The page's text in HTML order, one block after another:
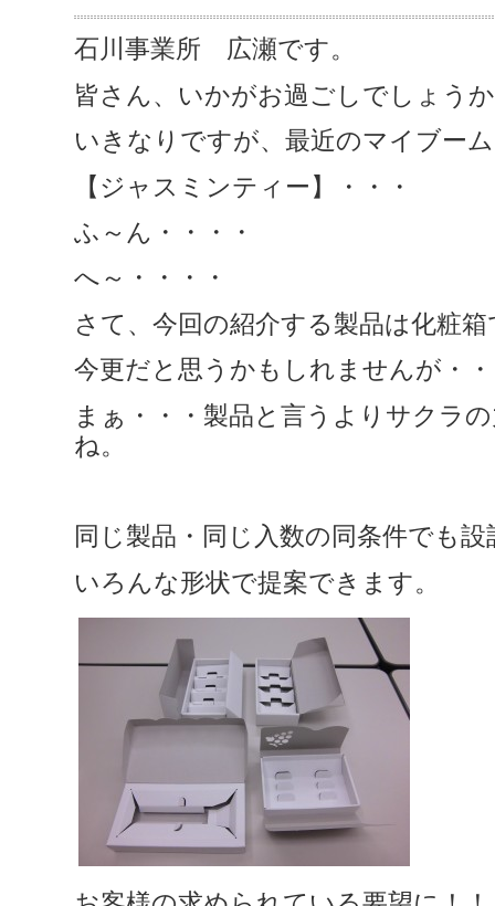
石川事業所 広瀬です。
皆さん、いかがお過ごしでしょう
いきなりですが、最近のマイブー
【ジャスミンティー】・・・
ふ～ん・・・・
へ～・・・・
さて、今回の紹介する製品は化粧
今更だと思うかもしれませんが・
まぁ・・・製品と言うよりサクラ
ね。
同じ製品・同じ入数の同条件でも設
いろんな形状で提案できます。